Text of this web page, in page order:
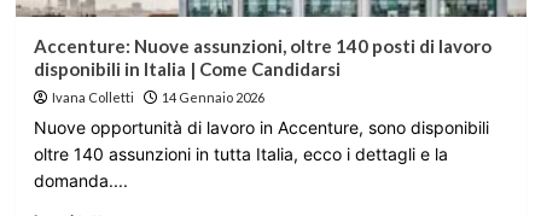
Accenture: Nuove assunzioni, oltre 140 posti di lavoro
disponibili in Italia | Come Candidarsi
Ivana Colletti 14 Gennaio 2026
Nuove opportunità di lavoro in Accenture, sono disponibili
oltre 140 assunzioni in tutta Italia, ecco i dettagli e la
domanda....